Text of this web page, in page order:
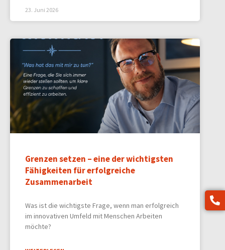
23. Juni 2026
Grenzen setzen – eine der wichtigsten
Fähigkeiten für erfolgreiche
Zusammenarbeit
Was ist die wichtigste Frage, wenn man erfolgreich
im innovativen Umfeld mit Menschen Arbeiten
möchte?